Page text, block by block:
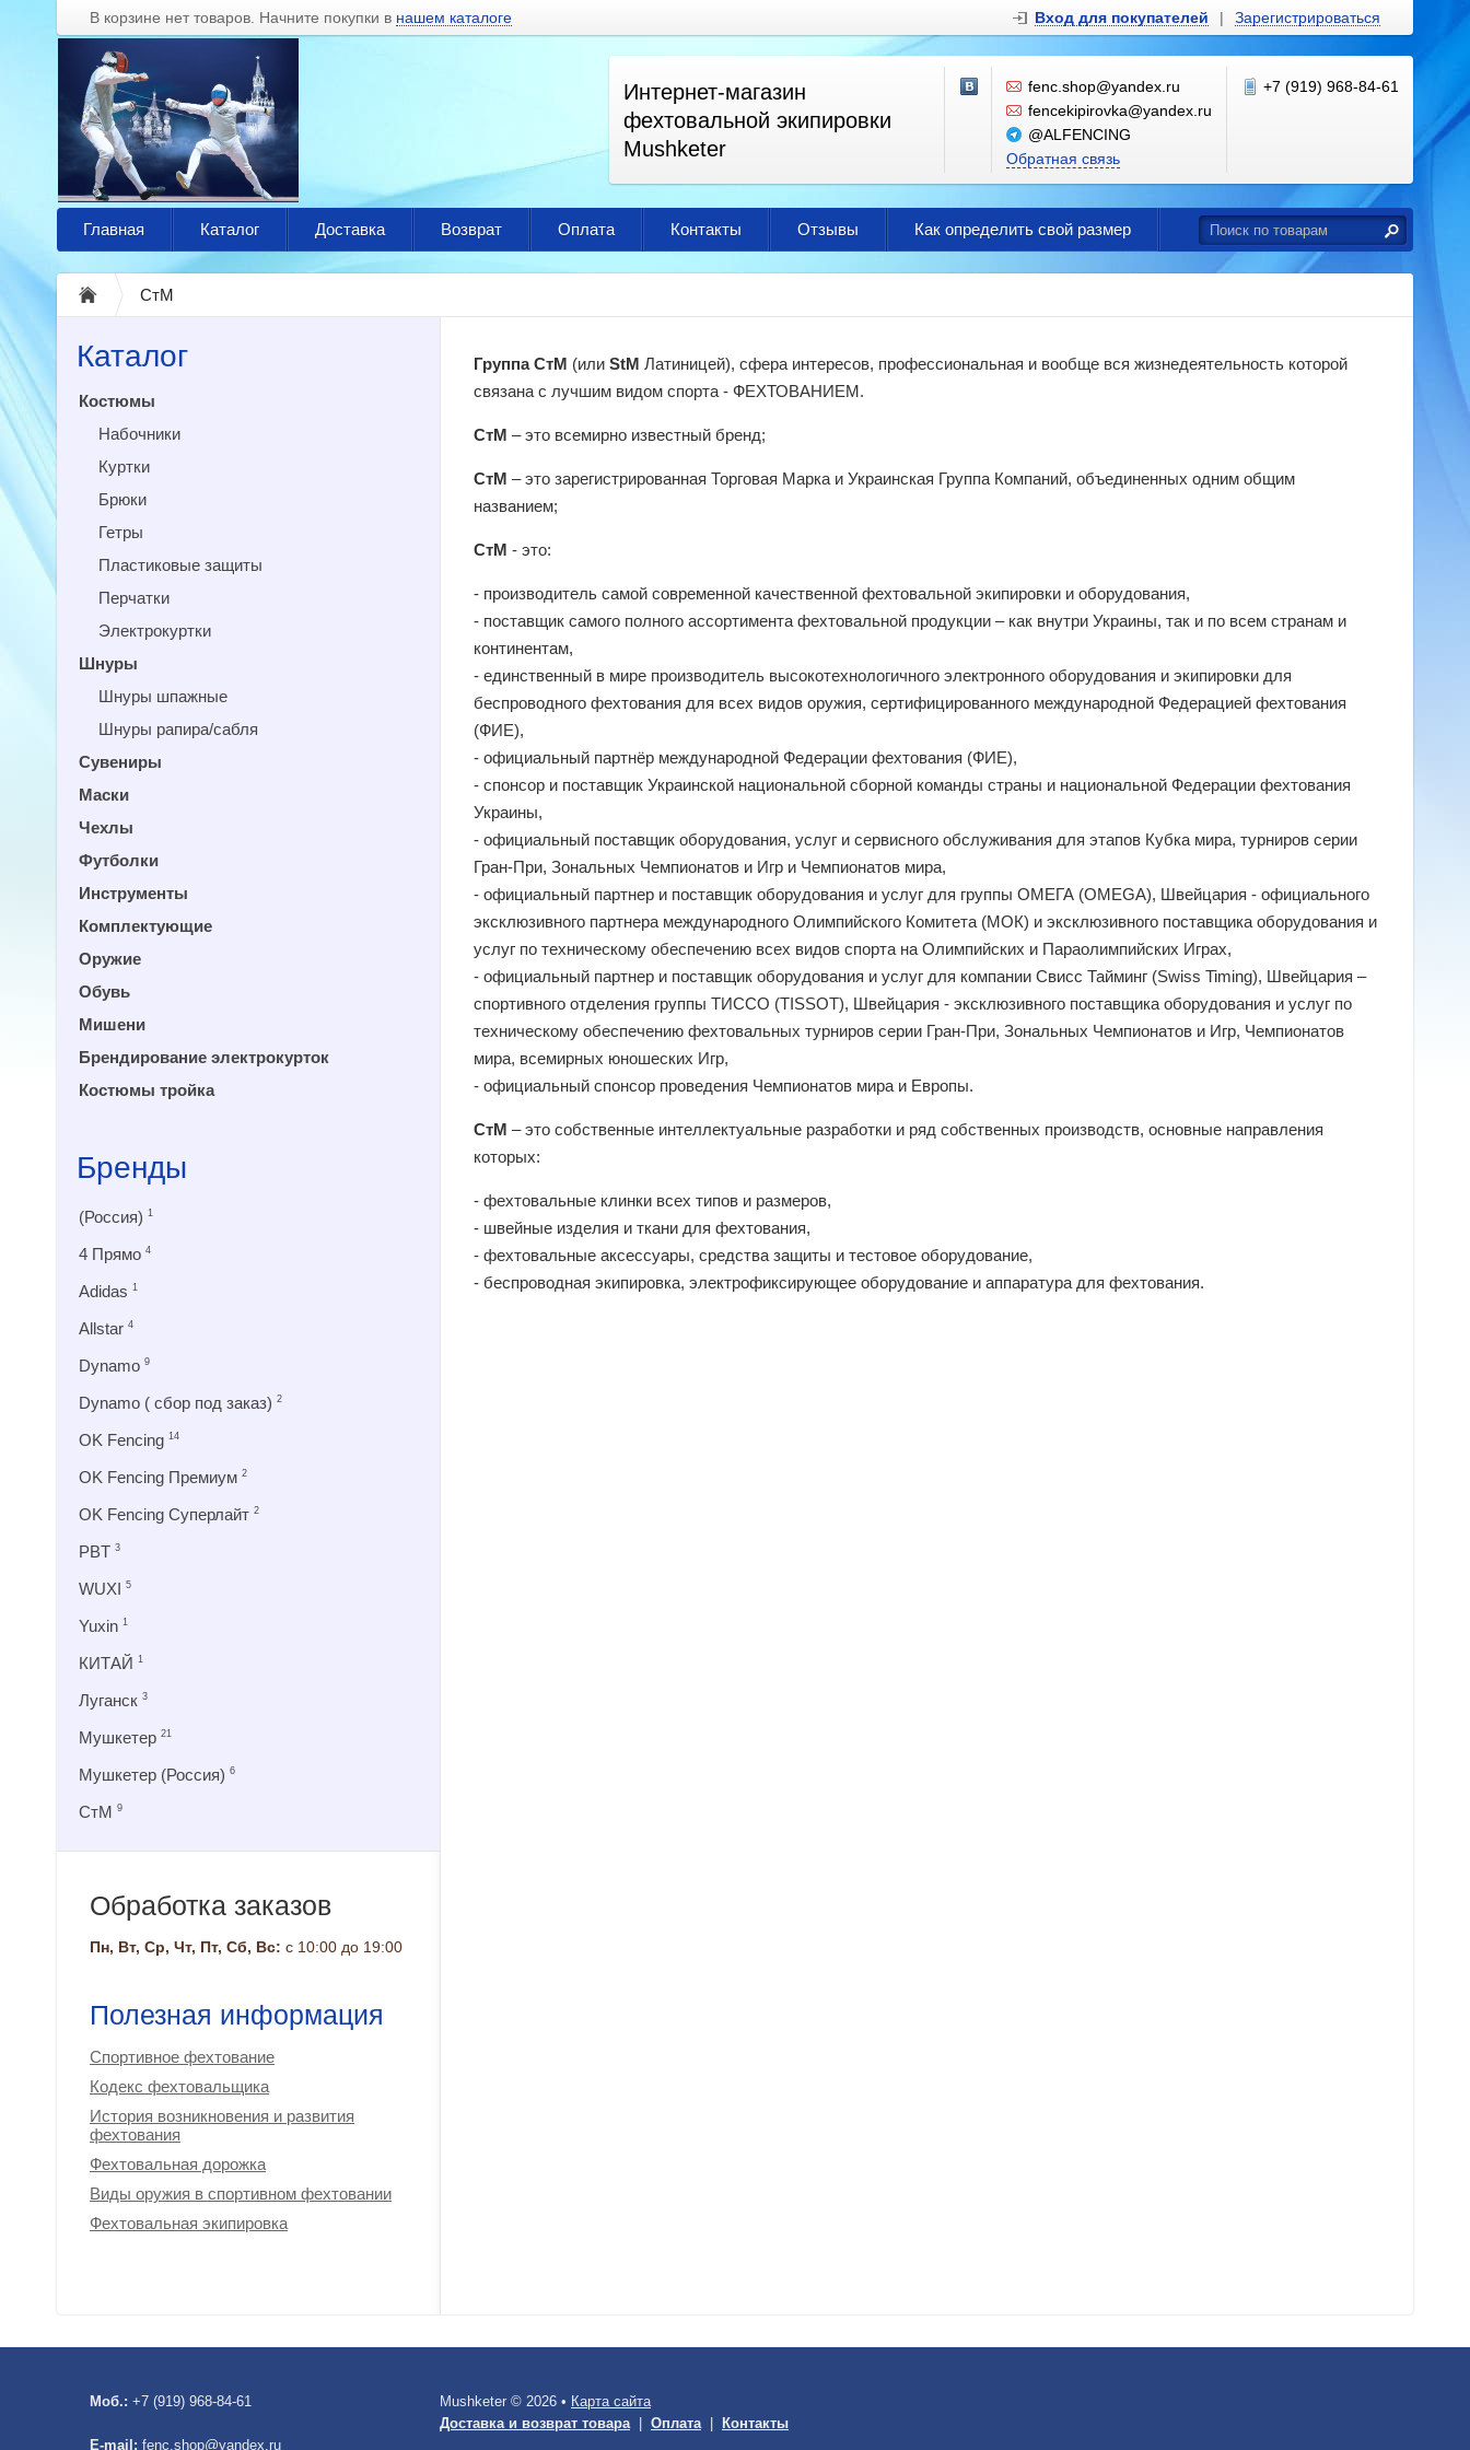
В корзине нет товаров. Начните покупки в нашем каталоге Вход для покупателей | Зарегистрироваться
Интернет-магазин
фехтовальной экипировки
Mushketer
fenc.shop@yandex.ru
fencekipirovka@yandex.ru
@ALFENCING
Обратная связь
+7 (919) 968-84-61
Главная Каталог Доставка Возврат Оплата Контакты Отзывы Как определить свой размер
СтМ
Группа СтМ (или StM Латиницей), сфера интересов, профессиональная и вообще вся жизнедеятельность которой
связана с лучшим видом спорта - ФЕХТОВАНИЕМ.
СтМ – это всемирно известный бренд;
СтМ – это зарегистрированная Торговая Марка и Украинская Группа Компаний, объединенных одним общим
названием;
СтМ - это:
- производитель самой современной качественной фехтовальной экипировки и оборудования,
- поставщик самого полного ассортимента фехтовальной продукции – как внутри Украины, так и по всем странам и
континентам,
- единственный в мире производитель высокотехнологичного электронного оборудования и экипировки для
беспроводного фехтования для всех видов оружия, сертифицированного международной Федерацией фехтования
(ФИЕ),
- официальный партнёр международной Федерации фехтования (ФИЕ),
- спонсор и поставщик Украинской национальной сборной команды страны и национальной Федерации фехтования
Украины,
- официальный поставщик оборудования, услуг и сервисного обслуживания для этапов Кубка мира, турниров серии
Гран-При, Зональных Чемпионатов и Игр и Чемпионатов мира,
- официальный партнер и поставщик оборудования и услуг для группы ОМЕГА (OMEGA), Швейцария - официального
эксклюзивного партнера международного Олимпийского Комитета (МОК) и эксклюзивного поставщика оборудования и
услуг по техническому обеспечению всех видов спорта на Олимпийских и Параолимпийских Играх,
- официальный партнер и поставщик оборудования и услуг для компании Свисс Тайминг (Swiss Timing), Швейцария –
спортивного отделения группы ТИССО (TISSOT), Швейцария - эксклюзивного поставщика оборудования и услуг по
техническому обеспечению фехтовальных турниров серии Гран-При, Зональных Чемпионатов и Игр, Чемпионатов
мира, всемирных юношеских Игр,
- официальный спонсор проведения Чемпионатов мира и Европы.
СтМ – это собственные интеллектуальные разработки и ряд собственных производств, основные направления
которых:
- фехтовальные клинки всех типов и размеров,
- швейные изделия и ткани для фехтования,
- фехтовальные аксессуары, средства защиты и тестовое оборудование,
- беспроводная экипировка, электрофиксирующее оборудование и аппаратура для фехтования.
Каталог
Костюмы
Набочники
Куртки
Брюки
Гетры
Пластиковые защиты
Перчатки
Электрокуртки
Шнуры
Шнуры шпажные
Шнуры рапира/сабля
Сувениры
Маски
Чехлы
Футболки
Инструменты
Комплектующие
Оружие
Обувь
Мишени
Брендирование электрокурток
Костюмы тройка
Бренды
(Россия) 1
4 Прямо 4
Adidas 1
Allstar 4
Dynamo 9
Dynamo ( сбор под заказ) 2
OK Fencing 14
OK Fencing Премиум 2
OK Fencing Суперлайт 2
PBT 3
WUXI 5
Yuxin 1
КИТАЙ 1
Луганск 3
Мушкетер 21
Мушкетер (Россия) 6
СтМ 9
Обработка заказов
Пн, Вт, Ср, Чт, Пт, Сб, Вс: с 10:00 до 19:00
Полезная информация
Спортивное фехтование
Кодекс фехтовальщика
История возникновения и развития
фехтования
Фехтовальная дорожка
Виды оружия в спортивном фехтовании
Фехтовальная экипировка
Моб.: +7 (919) 968-84-61
E-mail: fenc.shop@yandex.ru
Mushketer © 2026 • Карта сайта
Доставка и возврат товара| Оплата| Контакты